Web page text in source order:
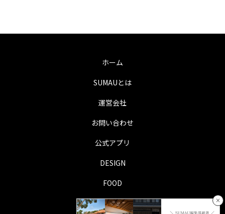
×
ホーム
SUMAUとは
運営会社
お問い合わせ
公式アプリ
DESIGN
FOOD
LIFE